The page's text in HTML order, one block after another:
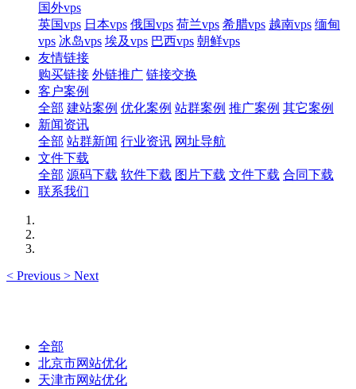
国外vps
英国vps 日本vps 俄国vps 荷兰vps 希腊vps 越南vps 缅甸
vps 冰岛vps 埃及vps 巴西vps 朝鲜vps
友情链接
购买链接 外链推广 链接交换
客户案例
全部 建站案例 优化案例 站群案例 推广案例 其它案例
新闻资讯
全部 站群新闻 行业资讯 网址导航
文件下载
全部 源码下载 软件下载 图片下载 文件下载 合同下载
联系我们
< Previous > Next
全部
北京市网站优化
天津市网站优化